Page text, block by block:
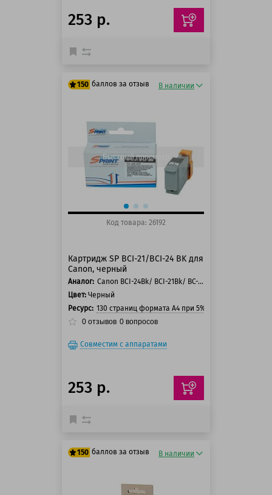
253 р.
150 баллов за отзыв
150 баллов
В наличии
Быстрый просмотр
Код товара: 26192
Картридж SP BCI-21/BCI-24 BK для
Canon, черный
Аналог:
Canon BCI-24Bk/ BCI-21Bk/ BC-20/ BCI-24Bk Twin/ BCI-21Bk Twin Pack/ BX-20/ BC-23
Цвет: Черный
Ресурс: 130 страниц формата А4 при 5% заполнении
0 отзывов 0 вопросов
Совместим с аппаратами
253 р.
150 баллов за отзыв В наличии